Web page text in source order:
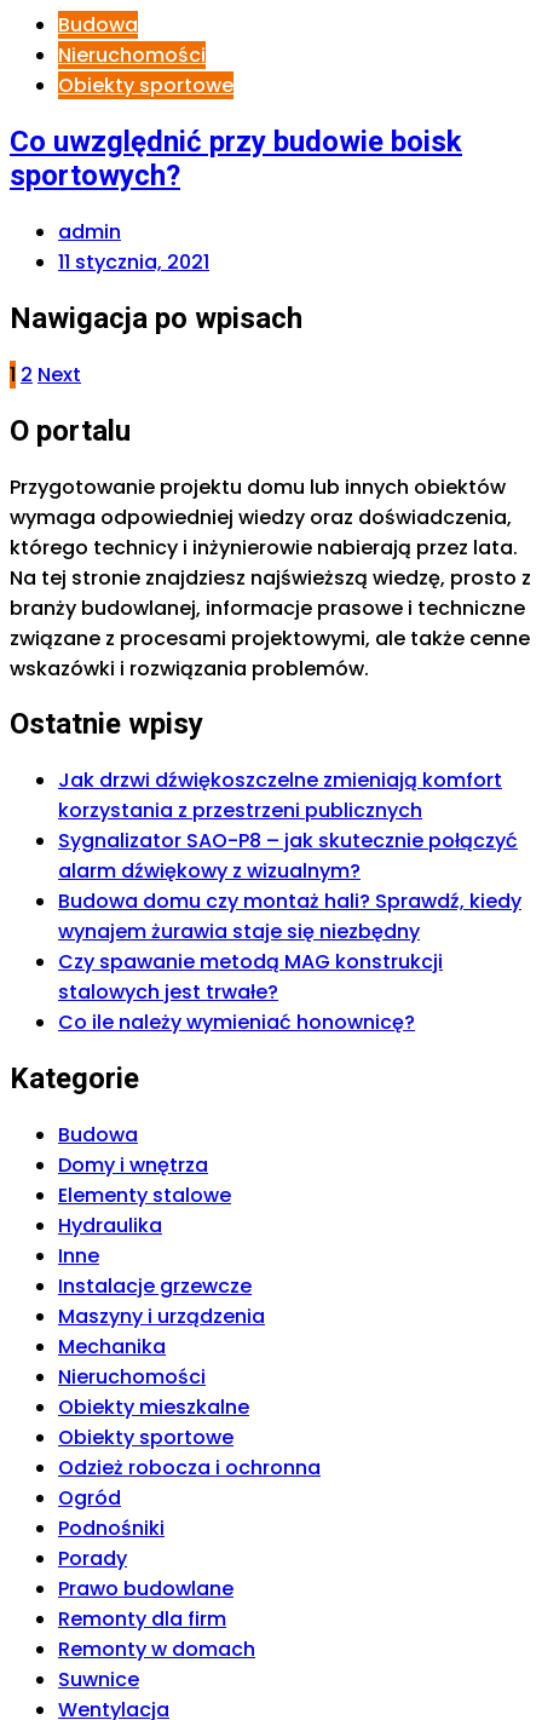
Budowa
Nieruchomości
Obiekty sportowe
Co uwzględnić przy budowie boisk
sportowych?
admin
11 stycznia, 2021
Nawigacja po wpisach
1 2 Next
O portalu
Przygotowanie projektu domu lub innych obiektów
wymaga odpowiedniej wiedzy oraz doświadczenia,
którego technicy i inżynierowie nabierają przez lata.
Na tej stronie znajdziesz najświeższą wiedzę, prosto z
branży budowlanej, informacje prasowe i techniczne
związane z procesami projektowymi, ale także cenne
wskazówki i rozwiązania problemów.
Ostatnie wpisy
Jak drzwi dźwiękoszczelne zmieniają komfort
korzystania z przestrzeni publicznych
Sygnalizator SAO-P8 – jak skutecznie połączyć
alarm dźwiękowy z wizualnym?
Budowa domu czy montaż hali? Sprawdź, kiedy
wynajem żurawia staje się niezbędny
Czy spawanie metodą MAG konstrukcji
stalowych jest trwałe?
Co ile należy wymieniać honownicę?
Kategorie
Budowa
Domy i wnętrza
Elementy stalowe
Hydraulika
Inne
Instalacje grzewcze
Maszyny i urządzenia
Mechanika
Nieruchomości
Obiekty mieszkalne
Obiekty sportowe
Odzież robocza i ochronna
Ogród
Podnośniki
Porady
Prawo budowlane
Remonty dla firm
Remonty w domach
Suwnice
Wentylacja